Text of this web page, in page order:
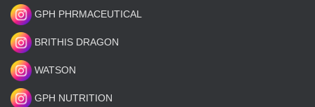
GPH PHRMACEUTICAL
BRITHIS DRAGON
WATSON
GPH NUTRITION